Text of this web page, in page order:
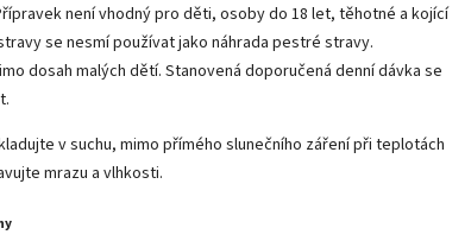
není vhodný pro děti, osoby do 18 let, těhotné a kojící
se nesmí používat jako náhrada pestré stravy.
dosah malých dětí. Stanovená doporučená denní dávka se
v suchu, mimo přímého slunečního záření při teplotách
mrazu a vlhkosti.